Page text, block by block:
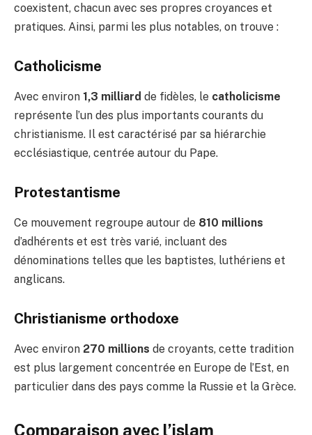
coexistent, chacun avec ses propres croyances et
pratiques. Ainsi, parmi les plus notables, on trouve :
Catholicisme
Avec environ 1,3 milliard de fidèles, le catholicisme
représente l’un des plus importants courants du
christianisme. Il est caractérisé par sa hiérarchie
ecclésiastique, centrée autour du Pape.
Protestantisme
Ce mouvement regroupe autour de 810 millions
d’adhérents et est très varié, incluant des
dénominations telles que les baptistes, luthériens et
anglicans.
Christianisme orthodoxe
Avec environ 270 millions de croyants, cette tradition
est plus largement concentrée en Europe de l’Est, en
particulier dans des pays comme la Russie et la Grèce.
Comparaison avec l’islam